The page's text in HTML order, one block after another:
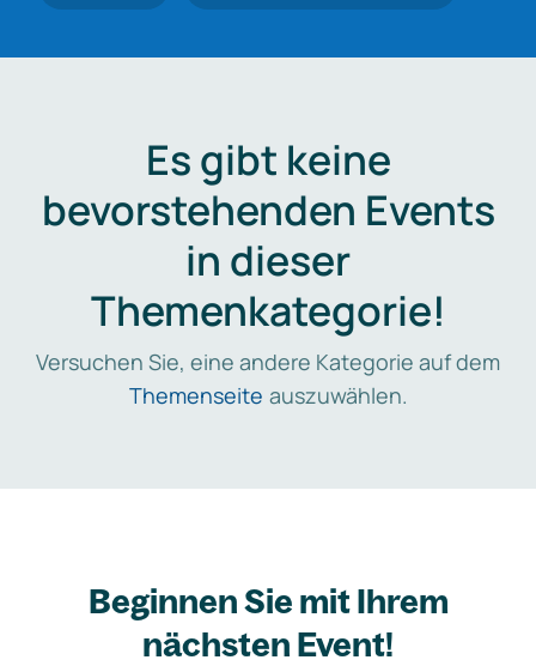
Es gibt keine
bevorstehenden Events
in dieser
Themenkategorie!
Versuchen Sie, eine andere Kategorie auf dem
Themenseite auszuwählen.
Beginnen Sie mit Ihrem
nächsten Event!